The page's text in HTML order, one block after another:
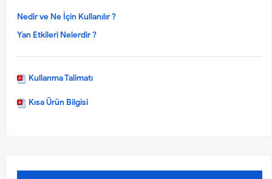
Nedir ve Ne İçin Kullanılır ?
Yan Etkileri Nelerdir ?
Kullanma Talimatı
Kısa Ürün Bilgisi